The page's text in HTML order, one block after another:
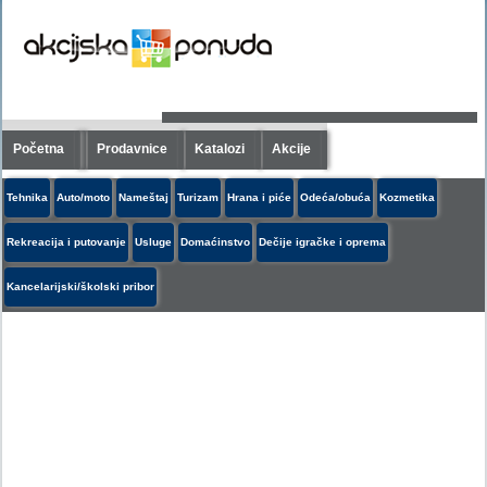
Početna Prodavnice Katalozi Akcije
Tehnika Auto/moto Nameštaj Turizam Hrana i piće Odeća/obuća Kozmetika
Rekreacija i putovanje Usluge Domaćinstvo Dečije igračke i oprema
Kancelarijski/školski pribor